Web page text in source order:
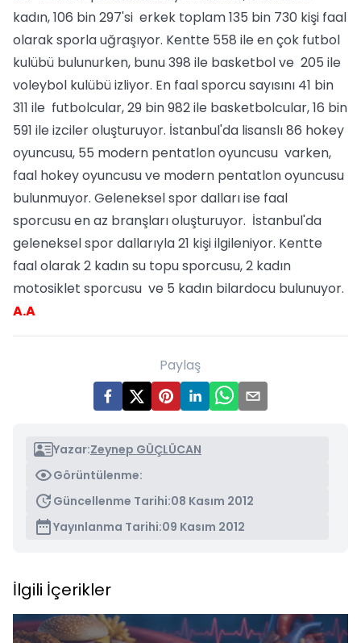
kadın, 106 bin 297'si erkek toplam 135 bin 730 kişi faal
olarak sporla uğraşıyor. Kentte 558 ile en çok futbol
kulübü bulunurken, bunu 398 ile basketbol ve 205 ile
voleybol kulübü izliyor. En faal sporcu sayısını 41 bin
311 ile futbolcular, 29 bin 982 ile basketbolcular, 16 bin
591 ile izciler oluşturuyor. İstanbul'da lisanslı 86 hokey
oyuncusu, 55 modern pentatlon oyuncusu varken,
faal hokey oyuncusu ve modern pentatlon oyuncusu
bulunmuyor. Geleneksel spor dalları ise faal
sporcusu en az branşları oluşturuyor. İstanbul'da
geleneksel spor dallarıyla 21 kişi ilgileniyor. Kentte
faal olarak 2 kadın su topu sporcusu, 2 kadın
motosiklet sporcusu ve 5 kadın bilardocu bulunuyor.
A.A
Paylaş
Yazar:Zeynep GÜÇLÜCAN
Görüntülenme:
Güncellenme Tarihi:08 Kasım 2012
Yayınlanma Tarihi:09 Kasım 2012
İlgili İçerikler